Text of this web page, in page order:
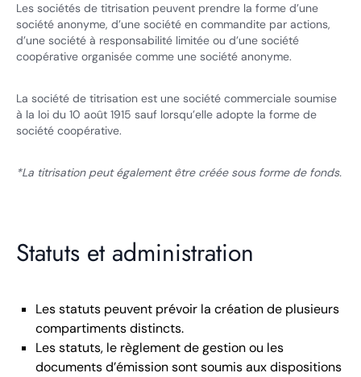
Les sociétés de titrisation peuvent prendre la forme d’une
société anonyme, d’une société en commandite par actions,
d’une société à responsabilité limitée ou d’une société
coopérative organisée comme une société anonyme.
La société de titrisation est une société commerciale soumise
à la loi du 10 août 1915 sauf lorsqu’elle adopte la forme de
société coopérative.
*La titrisation peut également être créée sous forme de fonds.
Statuts et administration
Les statuts peuvent prévoir la création de plusieurs
compartiments distincts.
Les statuts, le règlement de gestion ou les
documents d’émission sont soumis aux dispositions